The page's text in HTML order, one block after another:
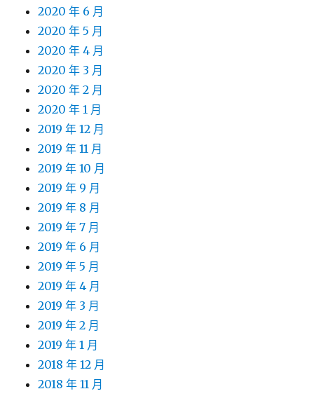
2020 年 6 月
2020 年 5 月
2020 年 4 月
2020 年 3 月
2020 年 2 月
2020 年 1 月
2019 年 12 月
2019 年 11 月
2019 年 10 月
2019 年 9 月
2019 年 8 月
2019 年 7 月
2019 年 6 月
2019 年 5 月
2019 年 4 月
2019 年 3 月
2019 年 2 月
2019 年 1 月
2018 年 12 月
2018 年 11 月